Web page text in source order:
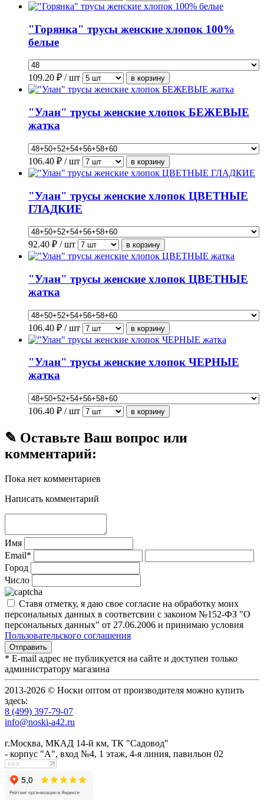
"Горянка" трусы женские хлопок 100%
белые
109.20 ₽ / шт
"Улан" трусы женские хлопок БЕЖЕВЫЕ
жатка
106.40 ₽ / шт
"Улан" трусы женские хлопок ЦВЕТНЫЕ
ГЛАДКИЕ
92.40 ₽ / шт
"Улан" трусы женские хлопок ЦВЕТНЫЕ
жатка
106.40 ₽ / шт
"Улан" трусы женские хлопок ЧЕРНЫЕ
жатка
106.40 ₽ / шт
✎ Оставьте Ваш вопрос или
комментарий:
Пока нет комментариев
Написать комментарий
Имя
Email*
Город
Число
Ставя отметку, я даю свое согласие на обработку моих
персональных данных в соответсвии с законом №152-ФЗ "О
персональных данных" от 27.06.2006 и принимаю условия
Пользовательского соглашения
* E-mail адрес не публикуется на сайте и доступен только
администратору магазина
2013-2026 © Носки оптом от производителя можно купить
здесь:
8 (499) 397-79-07
info@noski-a42.ru
г.Москва, МКАД 14-й км, ТК "Садовод"
- корпус "А", вход №4, 1 этаж, 4-я линия, павильон 02